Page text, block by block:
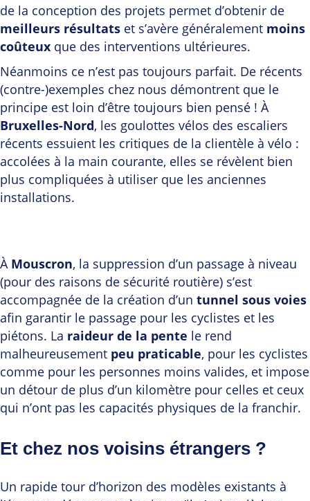
de la conception des projets permet d’obtenir de
meilleurs résultats et s’avère généralement moins
coûteux que des interventions ultérieures.
Néanmoins ce n’est pas toujours parfait. De récents
(contre-)exemples chez nous démontrent que le
principe est loin d’être toujours bien pensé ! À
Bruxelles-Nord, les goulottes vélos des escaliers
récents essuient les critiques de la clientèle à vélo :
accolées à la main courante, elles se révèlent bien
plus compliquées à utiliser que les anciennes
installations.
À Mouscron, la suppression d’un passage à niveau
(pour des raisons de sécurité routière) s’est
accompagnée de la création d’un tunnel sous voies
afin garantir le passage pour les cyclistes et les
piétons. La raideur de la pente le rend
malheureusement peu praticable, pour les cyclistes
comme pour les personnes moins valides, et impose
un détour de plus d’un kilomètre pour celles et ceux
qui n’ont pas les capacités physiques de la franchir.
Et chez nos voisins étrangers ?
Un rapide tour d’horizon des modèles existants à